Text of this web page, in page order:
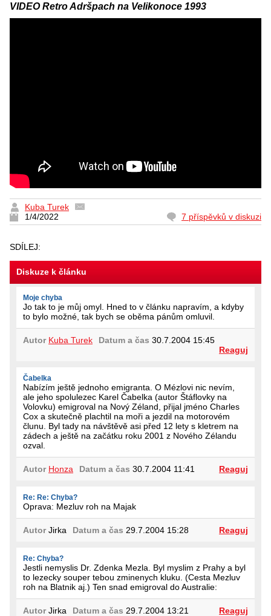
VIDEO Retro Adršpach na Velikonoce 1993
Kuba Turek
1/4/2022
7 příspěvků v diskuzi
SDÍLEJ:
Diskuze k článku
Moje chyba
Jo tak to je můj omyl. Hned to v článku napravím, a kdyby
to bylo možné, tak bych se oběma pánům omluvil.
Autor Kuba Turek Datum a čas 30.7.2004 15:45
Reaguj
Čabelka
Nabízím ještě jednoho emigranta. O Mézlovi nic nevím,
ale jeho spolulezec Karel Čabelka (autor Štáflovky na
Volovku) emigroval na Nový Zéland, přijal jméno Charles
Cox a skutečně plachtil na moři a jezdil na motorovém
člunu. Byl tady na návštěvě asi před 12 lety s kletrem na
zádech a ještě na začátku roku 2001 z Nového Zélandu
ozval.
Autor Honza Datum a čas 30.7.2004 11:41 Reaguj
Re: Re: Chyba?
Oprava: Mezluv roh na Majak
AutorJirka Datum a čas 29.7.2004 15:28 Reaguj
Re: Chyba?
Jestli nemyslis Dr. Zdenka Mezla. Byl myslim z Prahy a byl
to lezecky souper tebou zminenych kluku. (Cesta Mezluv
roh na Blatnik aj.) Ten snad emigroval do Australie:
AutorJirka Datum a čas 29.7.2004 13:21 Reaguj